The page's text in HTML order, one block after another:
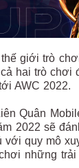
giới trò
hai trò chơi
AWC 2022.
Quân
2022 sẽ
quy mô
những